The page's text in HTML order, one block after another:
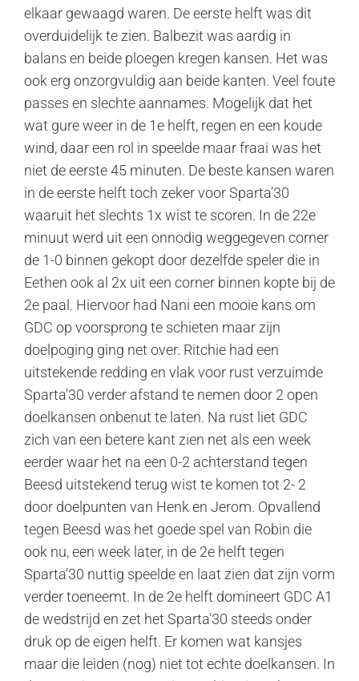
elkaar gewaagd waren. De eerste helft was dit
overduidelijk te zien. Balbezit was aardig in
balans en beide ploegen kregen kansen. Het was
ook erg onzorgvuldig aan beide kanten. Veel foute
passes en slechte aannames. Mogelijk dat het
wat gure weer in de 1e helft, regen en een koude
wind, daar een rol in speelde maar fraai was het
niet de eerste 45 minuten. De beste kansen waren
in de eerste helft toch zeker voor Sparta’30
waaruit het slechts 1x wist te scoren. In de 22e
minuut werd uit een onnodig weggegeven corner
de 1-0 binnen gekopt door dezelfde speler die in
Eethen ook al 2x uit een corner binnen kopte bij de
2e paal. Hiervoor had Nani een mooie kans om
GDC op voorsprong te schieten maar zijn
doelpoging ging net over. Ritchie had een
uitstekende redding en vlak voor rust verzuimde
Sparta’30 verder afstand te nemen door 2 open
doelkansen onbenut te laten. Na rust liet GDC
zich van een betere kant zien net als een week
eerder waar het na een 0-2 achterstand tegen
Beesd uitstekend terug wist te komen tot 2- 2
door doelpunten van Henk en Jerom. Opvallend
tegen Beesd was het goede spel van Robin die
ook nu, een week later, in de 2e helft tegen
Sparta’30 nuttig speelde en laat zien dat zijn vorm
verder toeneemt. In de 2e helft domineert GDC A1
de wedstrijd en zet het Sparta’30 steeds onder
druk op de eigen helft. Er komen wat kansjes
maar die leiden (nog) niet tot echte doelkansen. In